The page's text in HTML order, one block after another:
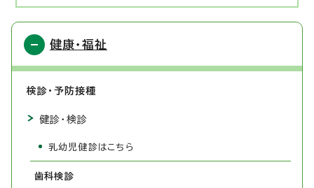
健康・福祉
検診・予防接種
健診・検診
乳幼児健診はこちら
歯科検診